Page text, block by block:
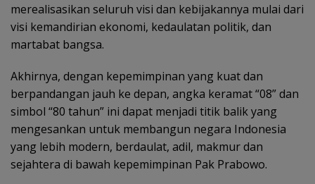
merealisasikan seluruh visi dan kebijakannya mulai dari
visi kemandirian ekonomi, kedaulatan politik, dan
martabat bangsa.
Akhirnya, dengan kepemimpinan yang kuat dan
berpandangan jauh ke depan, angka keramat “08” dan
simbol “80 tahun” ini dapat menjadi titik balik yang
mengesankan untuk membangun negara Indonesia
yang lebih modern, berdaulat, adil, makmur dan
sejahtera di bawah kepemimpinan Pak Prabowo.